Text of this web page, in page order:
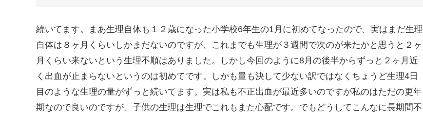
続いてます。まあ生理自体も１２歳になった小学校6年生の1月に初めてなったので、実はまだ生理
自体は８ヶ月くらいしかまだないのですが、これまでも生理が３週間で次のが来たかと思うと２ヶ
月くらい来ないという生理不順はありました。しかし今回のように8月の後半からずっと２ヶ月近
く出血が止まらないというのは初めてです。しかも量も決して少ない訳ではなくちょうど生理4日
目のような生理の量がずっと続いてます。実は私も不正出血が最近多いのですが私のはただの更年
期なので良いのですが、子供の生理は生理でこれもまた心配です。でもどうしてこんなに長期間不